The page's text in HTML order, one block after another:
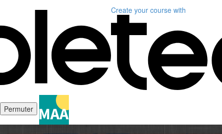
Create your course with
Permuter